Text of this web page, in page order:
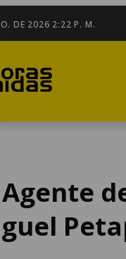
DE 2026 2:22 P. M.